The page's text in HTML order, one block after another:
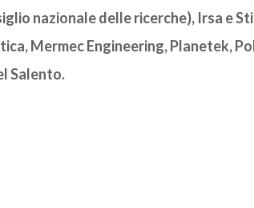
nazionale delle ricerche), Irsa e
Mermec Engineering, Planetek,
Salento.